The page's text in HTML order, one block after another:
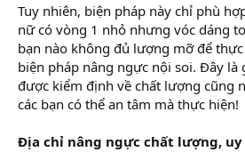
Tuy nhiên, biện pháp này chỉ phù
nữ có vòng 1 nhỏ nhưng vóc dáng
bạn nào không đủ lượng mỡ để
biện pháp nâng ngực nội soi. Đây là
được kiểm định về chất lượng cũng
các bạn có thể an tâm mà thực hiện!
Địa chỉ nâng ngực chất lượng,